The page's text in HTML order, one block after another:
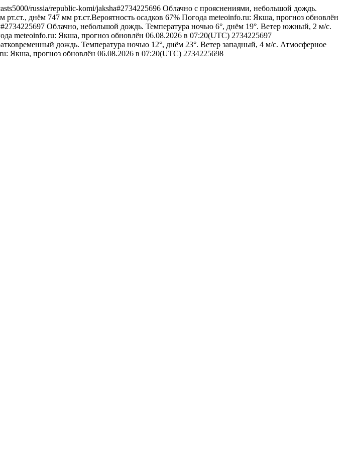
russia/republic-komi/jaksha#2734225696 Облачно с прояснениями, небольшой дождь.
днём 747 мм рт.ст.Вероятность осадков 67% Погода meteoinfo.ru: Якша, прогноз обновлён
Облачно, небольшой дождь. Температура ночью 6°, днём 19°. Ветер южный, 2 м/с.
meteoinfo.ru: Якша, прогноз обновлён 06.08.2026 в 07:20(UTC) 2734225697
дождь. Температура ночью 12°, днём 23°. Ветер западный, 4 м/с. Атмосферное
Якша, прогноз обновлён 06.08.2026 в 07:20(UTC) 2734225698